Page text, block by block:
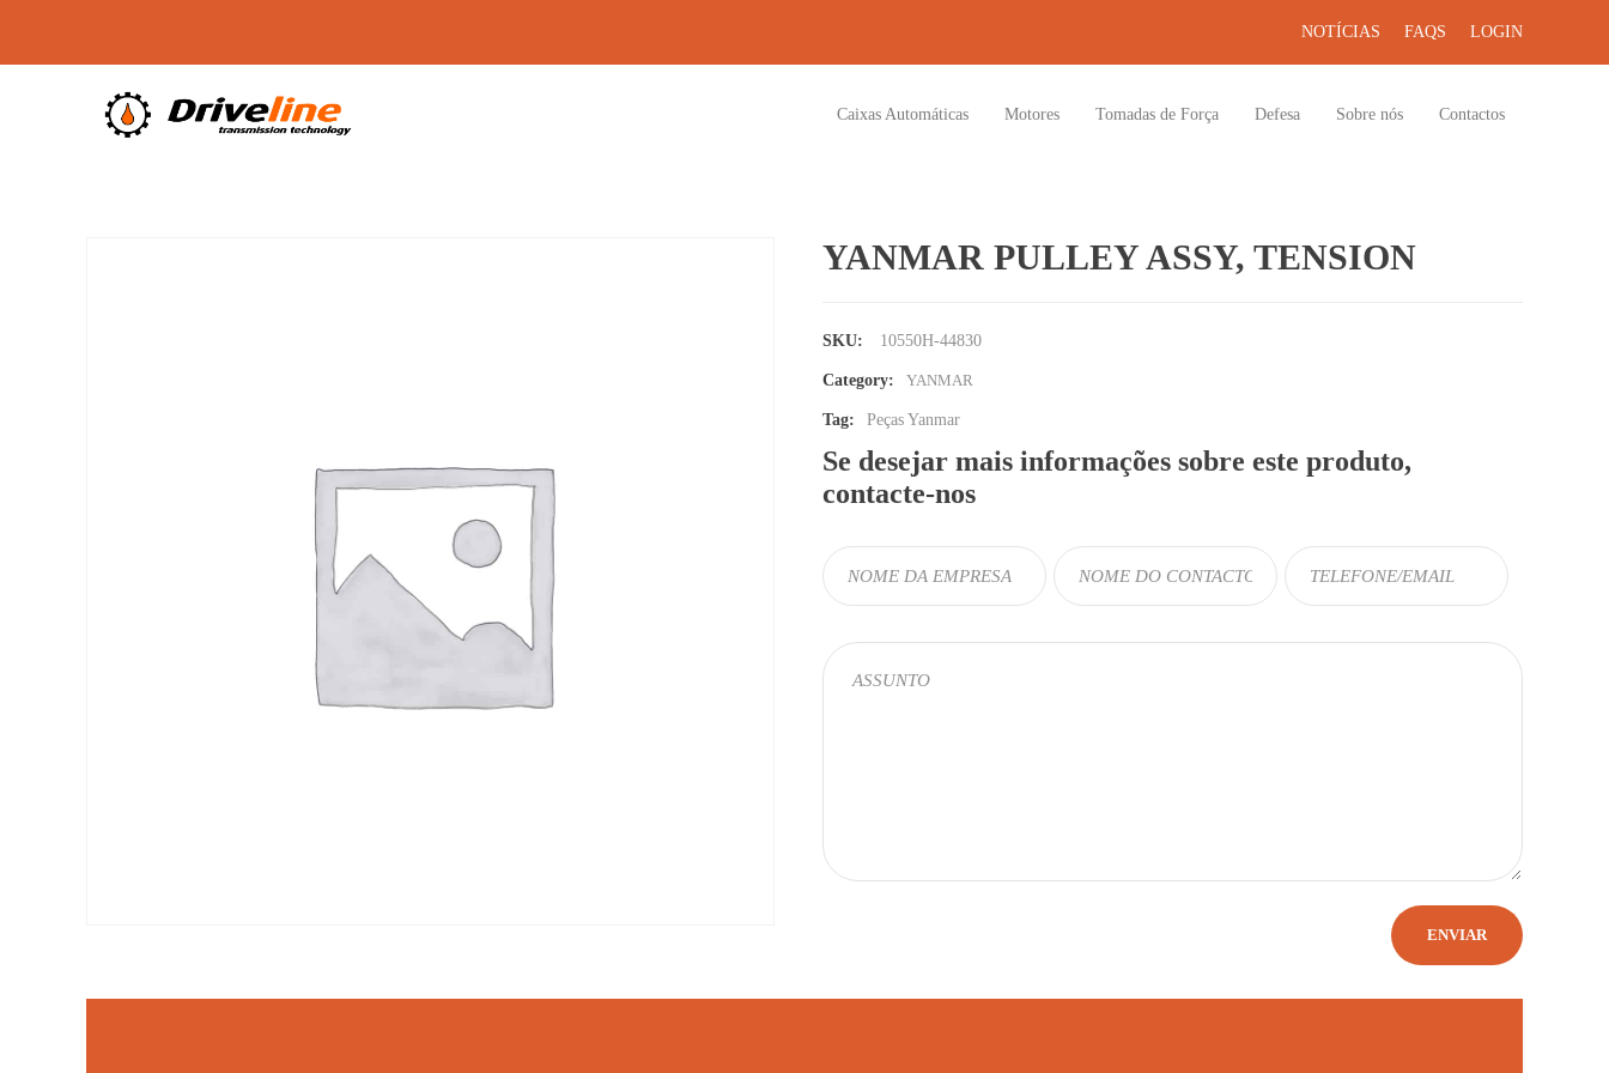
NOTÍCIAS FAQS LOGIN
Caixas Automáticas Motores Tomadas de Força Defesa Sobre nós Contactos
YANMAR PULLEY ASSY, TENSION
SKU: 10550H-44830
Category: YANMAR
Tag: Peças Yanmar
Se desejar mais informações sobre este produto,
contacte-nos